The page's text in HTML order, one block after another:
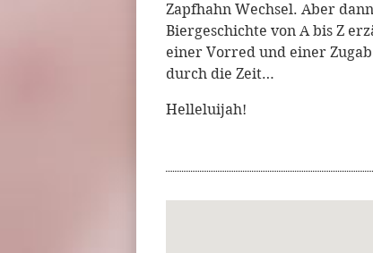
Zapfhahn Wechsel. Aber
Biergeschichte von A bis Z
einer Vorred und einer
durch die Zeit…
Helleluijah!